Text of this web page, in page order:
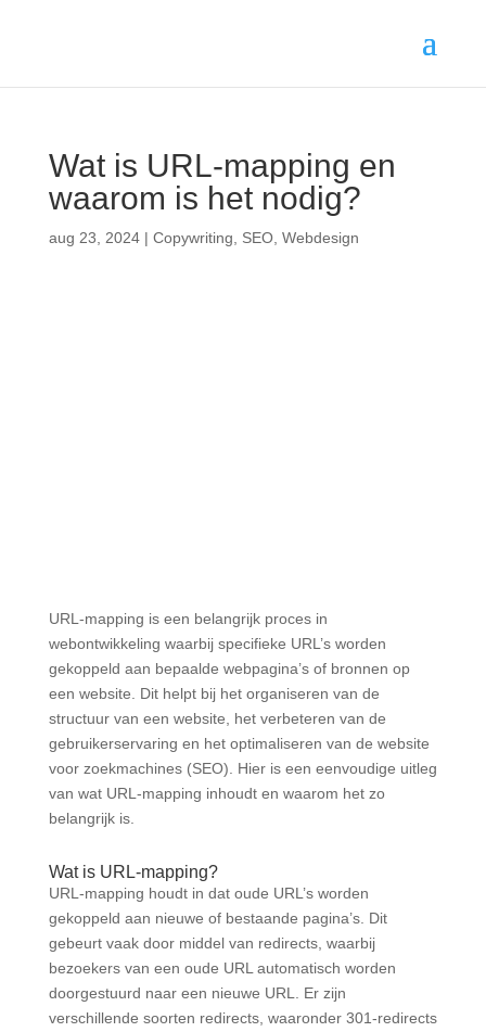
Wat is URL-mapping en
waarom is het nodig?
aug 23, 2024| Copywriting SEO, Webdesign
URL-mapping is een belangrijk proces in
webontwikkeling waarbij specifieke URL’s worden
gekoppeld aan bepaalde webpagina’s of bronnen op
een website. Dit helpt bij het organiseren van de
structuur van een website, het verbeteren van de
gebruikerservaring en het optimaliseren van de website
voor zoekmachines (SEO). Hier is een eenvoudige uitleg
van wat URL-mapping inhoudt en waarom het zo
belangrijk is.
Wat is URL-mapping?
URL-mapping houdt in dat oude URL’s worden
gekoppeld aan nieuwe of bestaande pagina’s. Dit
gebeurt vaak door middel van redirects, waarbij
bezoekers van een oude URL automatisch worden
doorgestuurd naar een nieuwe URL. Er zijn
verschillende soorten redirects, waaronder 301-redirects